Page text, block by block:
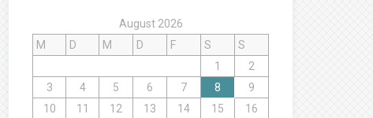
August 2026
M
D M D F S
S
1
2
3
4 5 6 7 8
9
10
11 12 13 14 15
16